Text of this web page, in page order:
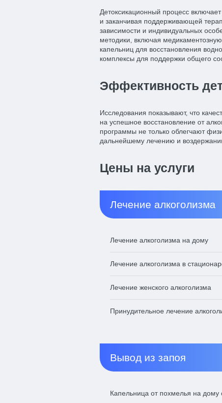
Детоксикационный процесс
и заканчивая поддерживающей
зависимости и индивидуальных
методики, включая
капельниц для восстановления
комплексы для поддержки общего
Эффективность
Исследования показывают, что
на успешное восстановление от
программы не только облегчают
дальнейшему лечению и
Цены на услуги
Лечение алкоголизма
Лечение алкоголизма на дому
Лечение алкоголизма в
Лечение женского алкоголизма
Принудительное лечение
Вывод из запоя
Капельница от похмелья на дому